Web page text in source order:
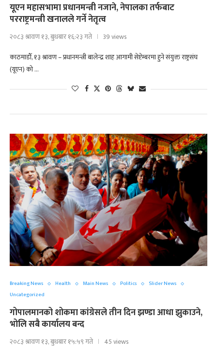
यूएन महासभामा प्रधानमन्त्री नजाने, नेपालका तर्फबाट
परराष्ट्रमन्त्री खनालले गर्ने नेतृत्व
२०८३ श्रावण १३, बुधबार १६:२३ गते
39 views
काठमाडौँ, १३ श्रावण – प्रधानमन्त्री बालेन्द्र शाह आगामी सेप्टेम्बरमा हुने संयुक्त राष्ट्रसंघ
(यूएन) को …
Breaking News Health Main News Politics
Slider News
Uncategorized
गोपालमानको शोकमा कांग्रेसले तीन दिन झण्डा आधा झुकाउने,
भोलि सबै कार्यालय बन्द
२०८३ श्रावण १३, बुधबार १५:५९ गते
45 views